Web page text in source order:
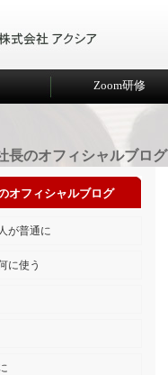
Zoom研修
長のオフィシャルブログ
オフィシャルブログ
が普通に
に使う